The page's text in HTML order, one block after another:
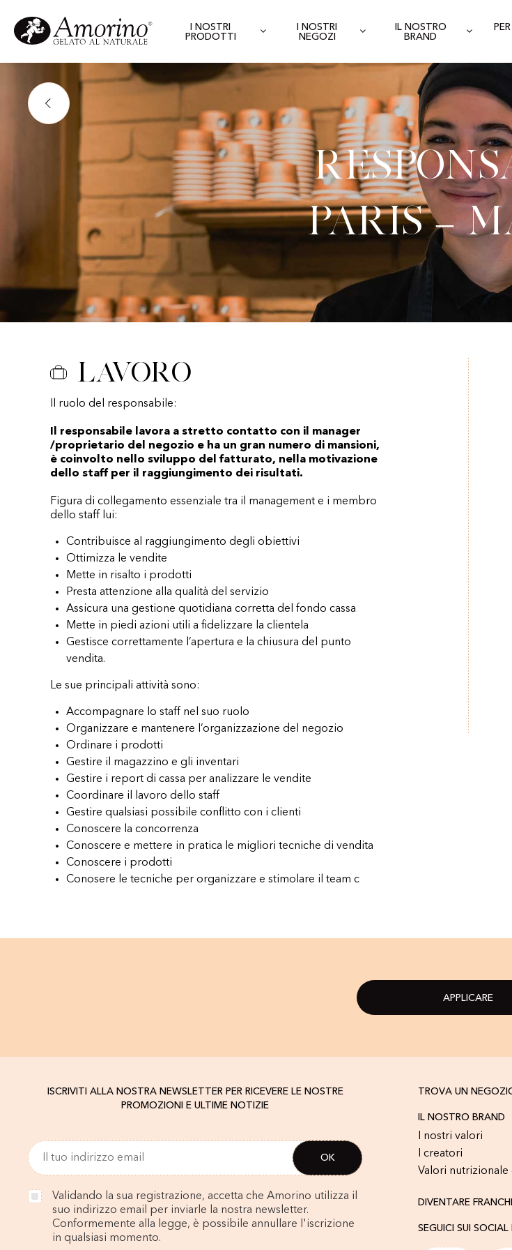
I NOSTRI
PRODOTTI
I NOSTRI
NEGOZI
IL NOSTRO
BRAND
Paris –
Lavoro
Il ruolo del responsabile:
Il responsabile lavora a stretto contatto con il manager
/proprietario del negozio e ha un gran numero di mansioni,
è coinvolto nello sviluppo del fatturato, nella motivazione
dello staff per il raggiungimento dei risultati.
Figura di collegamento essenziale tra il management e i membro
dello staff lui:
Contribuisce al raggiungimento degli obiettivi
Ottimizza le vendite
Mette in risalto i prodotti
Presta attenzione alla qualità del servizio
Assicura una gestione quotidiana corretta del fondo cassa
Mette in piedi azioni utili a fidelizzare la clientela
Gestisce correttamente l’apertura e la chiusura del punto
vendita.
Le sue principali attività sono:
Accompagnare lo staff nel suo ruolo
Organizzare e mantenere l’organizzazione del negozio
Ordinare i prodotti
Gestire il magazzino e gli inventari
Gestire i report di cassa per analizzare le vendite
Coordinare il lavoro dello staff
Gestire qualsiasi possibile conflitto con i clienti
Conoscere la concorrenza
Conoscere e mettere in pratica le migliori tecniche di vendita
Conoscere i prodotti
Conosere le tecniche per organizzare e stimolare il team c
APPLICARE
ISCRIVITI ALLA NOSTRA NEWSLETTER PER RICEVERE LE NOSTRE
PROMOZIONI E ULTIME NOTIZIE
Validando la sua registrazione, accetta che Amorino utilizza il
suo indirizzo email per inviarle la nostra newsletter.
Conformemente alla legge, è possibile annullare l'iscrizione
in qualsiasi momento.
TROVA UN
IL NOSTRO BRAND
I nostri valori
I creatori
Valori nutrizionale
DIVENTARE
SEGUICI SUI SOCIAL